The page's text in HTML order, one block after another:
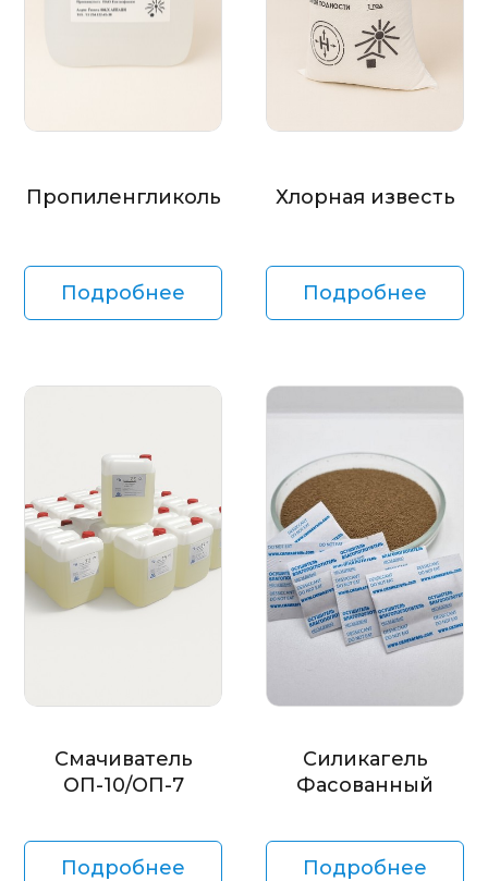
Пропиленгликоль
Подробнее
Хлорная известь
Подробнее
Смачиватель
ОП-10/ОП-7
Подробнее
Силикагель
Фасованный
Подробнее